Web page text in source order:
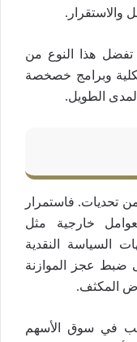
والاستقرار.
تفضل هذا النوع من
وبرامج خصخصة
الطويل.
من تحديات. فاستمرار
خارجية مثل
السياسة النقدية
ضبط عجز الموازنة
المكثف.
في سوق الأسهم